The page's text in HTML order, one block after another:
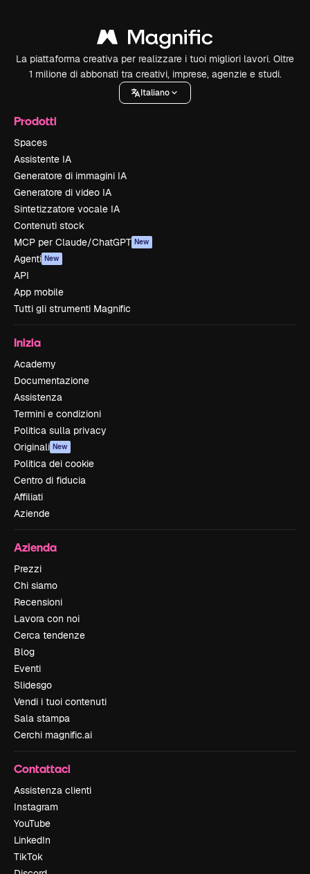
La piattaforma creativa per realizzare i tuoi migliori lavori. Oltre
1 milione di abbonati tra creativi, imprese, agenzie e studi.
Italiano
Prodotti
Spaces
Assistente IA
Generatore di immagini IA
Generatore di video IA
Sintetizzatore vocale IA
Contenuti stock
MCP per Claude/ChatGPT New
Agenti New
API
App mobile
Tutti gli strumenti Magnific
Inizia
Academy
Documentazione
Assistenza
Termini e condizioni
Politica sulla privacy
Originali New
Politica dei cookie
Centro di fiducia
Affiliati
Aziende
Azienda
Prezzi
Chi siamo
Recensioni
Lavora con noi
Cerca tendenze
Blog
Eventi
Slidesgo
Vendi i tuoi contenuti
Sala stampa
Cerchi magnific.ai
Contattaci
Assistenza clienti
Instagram
YouTube
LinkedIn
TikTok